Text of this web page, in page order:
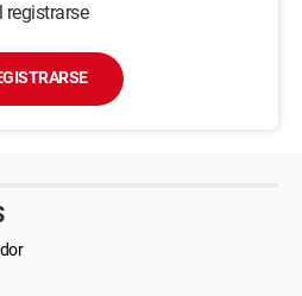
registrarse